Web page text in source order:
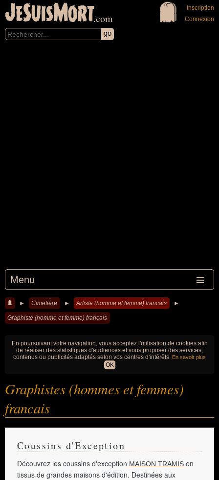
JeSuisMort.com
Menu
Inscription
Connexion
► Cimetière ► Artiste (homme et femme) francais ►
Graphiste (homme et femme) francais
En poursuivant votre navigation, vous acceptez l'utilisation de cookies afin
de réaliser des statistiques d'audiences et vous proposer des services,
contenus ou publicités adaptés selon vos centres d'intérêts. En savoir plus
OK
Graphistes (hommes et femmes)
francais
Coussins d'Exception
Découvrez les coussins d'exception MAISON TRAMIS en
tissus de grandes maisons d'édition. Destinées aux